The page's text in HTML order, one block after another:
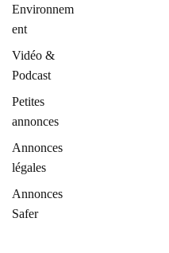
Environnem
ent
Vidéo &
Podcast
Petites
annonces
Annonces
légales
Annonces
Safer